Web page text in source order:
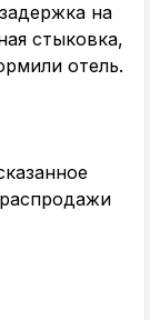
на
стыковка,
отель.